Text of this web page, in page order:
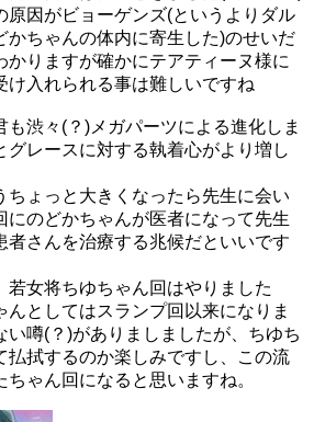
原因がビョーゲンズ(というよりダル
かちゃんの体内に寄生した)のせいだ
かりますが確かにテアティーヌ様に
け入れられる事は難しいですね
も渋々(？)メガパーツによる進化しま
グレースに対する執着心がより増し
ちょっと大きくなったら先生に会い
にのどかちゃんが医者になって先生
者さんを治療する兆候だといいです
若女将ちゆちゃん回はやりました
んとしてはスランプ回以来になりま
い噂(？)がありましましたが、ちゆち
払拭するのか楽しみですし、この流
ゃん回になると思いますね。